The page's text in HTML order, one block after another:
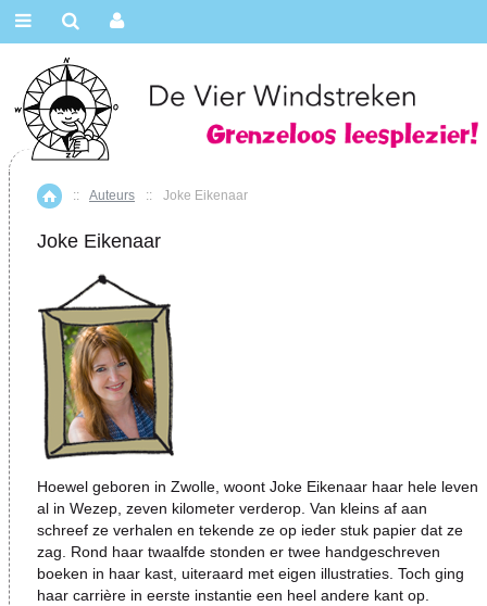
Home
:: Auteurs :: Joke Eikenaar
Joke Eikenaar
Hoewel geboren in Zwolle, woont Joke Eikenaar haar hele leven
al in Wezep, zeven kilometer verderop. Van kleins af aan
schreef ze verhalen en tekende ze op ieder stuk papier dat ze
zag. Rond haar twaalfde stonden er twee handgeschreven
boeken in haar kast, uiteraard met eigen illustraties. Toch ging
haar carrière in eerste instantie een heel andere kant op.